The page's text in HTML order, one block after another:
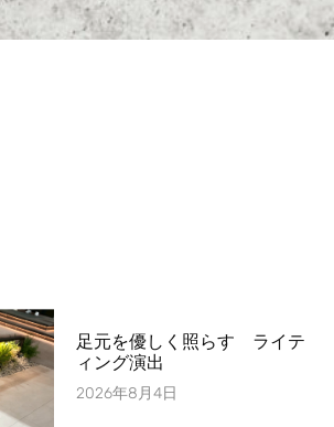
足元を優しく照らす ライテ
ィング演出
2026年8月4日